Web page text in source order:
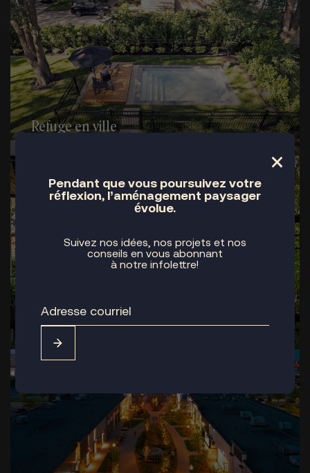
Refuge en ville
À flanc de montagne, contraste patrimonial
– Montréal, Westmount
×
Pendant que vous poursuivez votre
réflexion, l’aménagement paysager
évolue.
Suivez nos idées, nos projets et nos
conseils en vous abonnant
à notre infolettre!